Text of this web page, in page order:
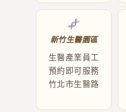
新竹生醫園區
生醫產業員工
預約即可服務
竹北市生醫路